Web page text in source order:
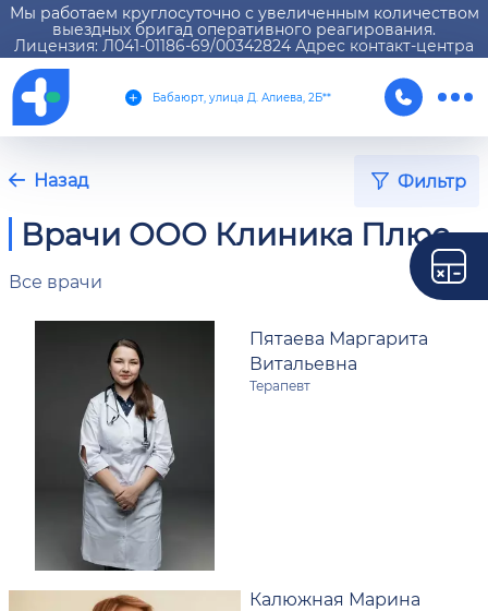
Мы работаем круглосуточно с увеличенным количеством
выездных бригад оперативного реагирования.
Лицензия: Л041-01186-69/00342824 Адрес контакт-центра
Бабаюрт, улица Д. Алиева, 2Б**
Назад
Врачи ООО Клиника Плюс
Все врачи
Фильтр
Калюжная Марина
Пятаева Маргарита
Витальевна
Терапевт